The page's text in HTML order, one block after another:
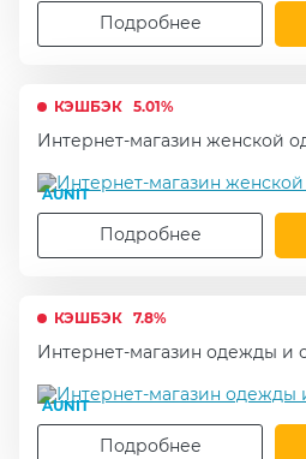
Подробнее
КЭШБЭК 5.01%
Интернет-магазин женской
AUNIT
Подробнее
КЭШБЭК 7.8%
Интернет-магазин одежды и
AUNIT
Подробнее